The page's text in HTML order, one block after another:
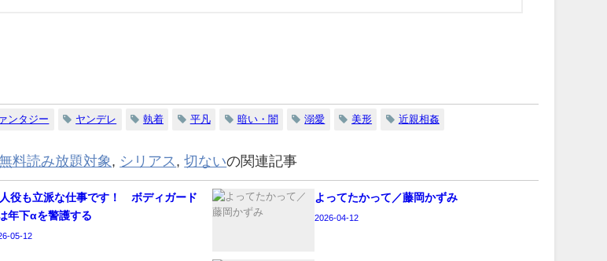
ンタジー ヤンデレ 執着 平凡 暗い・闇 溺愛 美形 近親相姦
料読み放題対象 シリアス ,切ないの関連記事
役も立派な仕事です！ ボディガード
年下αを警護する
05-12
よってたかって／藤岡かずみ
2026-04-12